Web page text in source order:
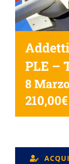
PLE –
8